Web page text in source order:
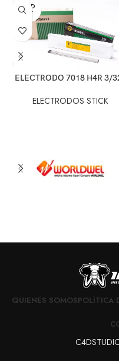
SOLD
OUT
ELECTRODO 7018 H4R 3/
ELECTRODOS STICK
QUIENES SOMOSPOLÍTICA